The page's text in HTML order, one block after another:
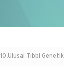
10.Ulusal Tıbbi